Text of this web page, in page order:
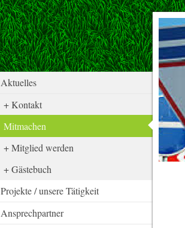
Aktuelles
Kontakt
Mitmachen
Mitglied werden
Gästebuch
Projekte / unsere Tätigkeit
Ansprechpartner